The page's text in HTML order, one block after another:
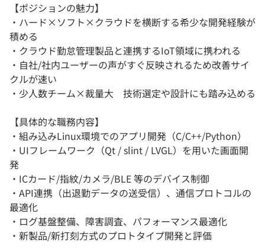
【ポジションの魅力】
・ハード×ソフト×クラウドを横断する希少な開発経験が
積める
・クラウド勤怠管理製品と連携するIoT領域に携われる
・自社/社内ユーザーの声がすぐ反映されるため改善サイ
クルが速い
・少人数チーム×裁量大 技術選定や設計にも踏み込める
【具体的な職務内容】
・組み込みLinux環境でのアプリ開発（C/C++/Python）
・UIフレームワーク（Qt / slint / LVGL）を用いた画面開
発
・ICカード/指紋/カメラ/BLE 等のデバイス制御
・API連携（出退勤データの送受信）、通信プロトコルの
最適化
・ログ基盤整備、障害調査、パフォーマンス最適化
・新製品/新打刻方式のプロトタイプ開発と評価